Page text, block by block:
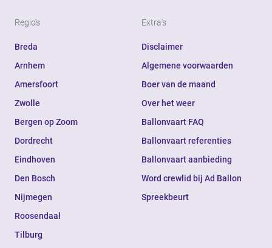
Regio's
Breda
Arnhem
Amersfoort
Zwolle
Bergen op Zoom
Dordrecht
Eindhoven
Den Bosch
Nijmegen
Roosendaal
Tilburg
Extra's
Disclaimer
Algemene voorwaarden
Boer van de maand
Over het weer
Ballonvaart FAQ
Ballonvaart referenties
Ballonvaart aanbieding
Word crewlid bij Ad Ballon
Spreekbeurt